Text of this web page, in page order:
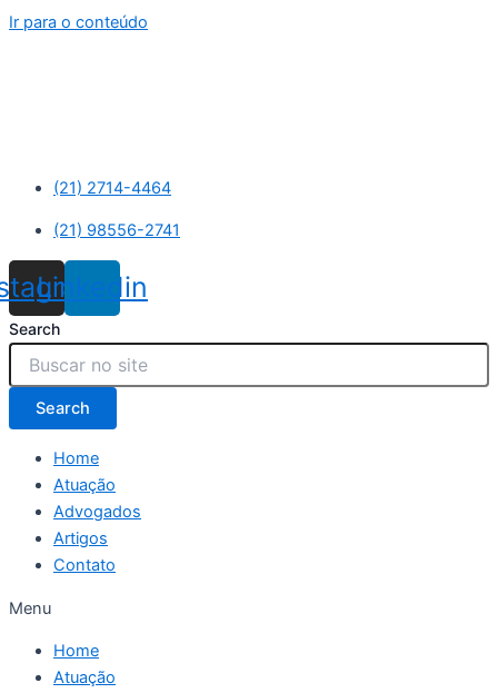
Ir para o conteúdo
(21) 2714-4464
(21) 98556-2741
Linkedin
Search
Search
Home
Atuação
Advogados
Artigos
Contato
Menu
Home
Atuação